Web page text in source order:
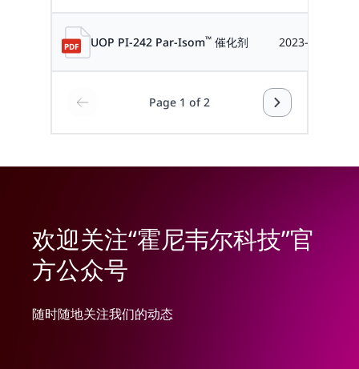
UOP PI-242 Par-Isom™催化剂 2023-12-11
Page 1 of 2
欢迎关注“霍尼韦尔科技”官
方公众号
随时随地关注我们的动态